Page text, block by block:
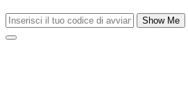
Show Me